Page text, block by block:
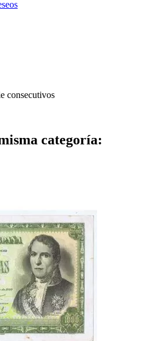
consecutivos
categoría: